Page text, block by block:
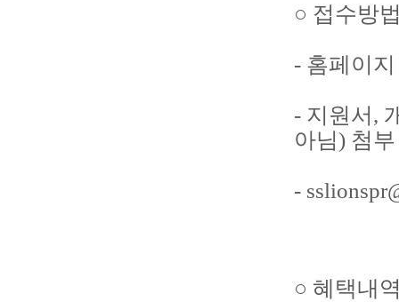
○ 접수방
- 홈페이
- 지원서,
아님) 첨부
-
○ 혜택내